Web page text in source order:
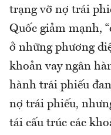
trạng vỡ nợ trái
Quốc giảm mạnh,
ở những phương
khoản vay ngân
hành trái phiếu
nợ trái phiếu,
tái cấu trúc các